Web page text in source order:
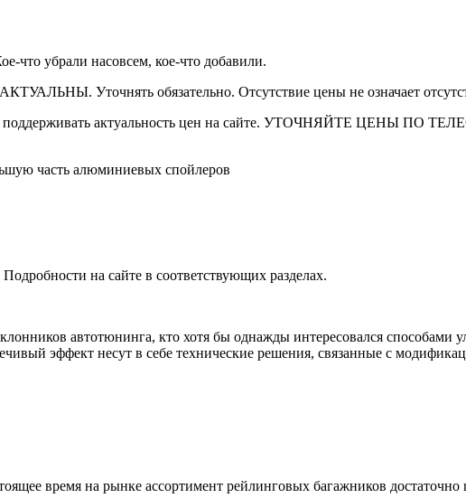
что убрали насовсем, кое-что добавили.
Уточнять обязательно. Отсутствие цены не означает
поддерживать актуальность цен на сайте. УТОЧНЯЙТЕ ЦЕНЫ ПО
часть алюминиевых спойлеров
на сайте в соответствующих разделах.
автотюнинга, кто хотя бы однажды интересовался способами
эффект несут в себе технические решения, связанные с
время на рынке ассортимент рейлинговых багажников достаточно